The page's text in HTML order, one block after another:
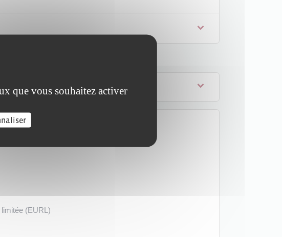
(EURL)
que vous souhaitez activer